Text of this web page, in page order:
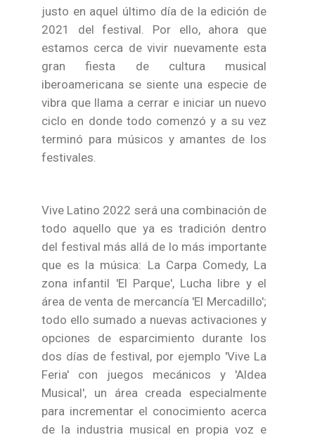
justo en aquel último día de la edición de
2021 del festival. Por ello, ahora que
estamos cerca de vivir nuevamente esta
gran fiesta de cultura musical
iberoamericana se siente una especie de
vibra que llama a cerrar e iniciar un nuevo
ciclo en donde todo comenzó y a su vez
terminó para músicos y amantes de los
festivales.
Vive Latino 2022 será una combinación de
todo aquello que ya es tradición dentro
del festival más allá de lo más importante
que es la música: La Carpa Comedy, La
zona infantil 'El Parque', Lucha libre y el
área de venta de mercancía 'El Mercadillo';
todo ello sumado a nuevas activaciones y
opciones de esparcimiento durante los
dos días de festival, por ejemplo 'Vive La
Feria' con juegos mecánicos y 'Aldea
Musical', un área creada especialmente
para incrementar el conocimiento acerca
de la industria musical en propia voz e